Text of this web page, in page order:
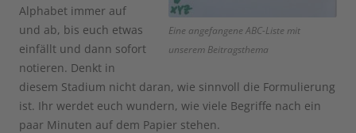
Eine angefangene ABC-Liste mit
unserem Beitragsthema
Alphabet immer auf
und ab, bis euch etwas
einfällt und dann sofort
notieren. Denkt in
diesem Stadium nicht daran, wie sinnvoll die Formulierung
ist. Ihr werdet euch wundern, wie viele Begriffe nach ein
paar Minuten auf dem Papier stehen.